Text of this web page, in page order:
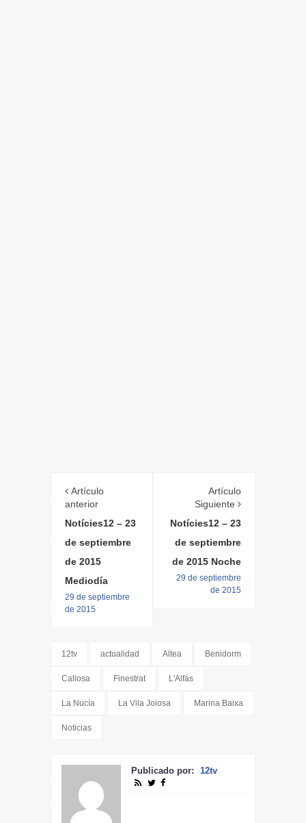
Artículo
anterior
Notícies12 – 23
de septiembre
de 2015
Mediodía
29 de septiembre
de 2015
Artículo
Siguiente
Notícies12 – 23
de septiembre
de 2015 Noche
29 de septiembre
de 2015
12tv actualidad Altea Benidorm
Callosa Finestrat L'Alfás
La Nucía La Vila Joiosa Marina Baixa
Noticias
Publicado por: 12tv